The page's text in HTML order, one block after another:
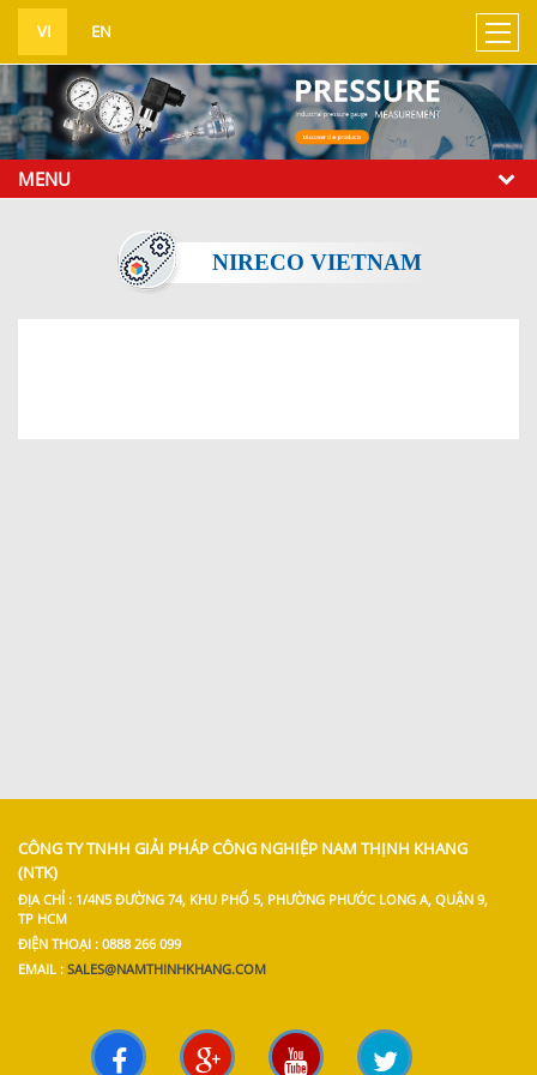
VI EN
MENU
NIRECO VIETNAM
CÔNG TY TNHH GIẢI PHÁP CÔNG NGHIỆP NAM THỊNH KHANG
(NTK)
ĐỊA CHỈ : 1/4N5 ĐƯỜNG 74, KHU PHỐ 5, PHƯỜNG PHƯỚC LONG A, QUẬN 9,
TP HCM
ĐIỆN THOẠI : 0888 266 099
EMAIL : SALES@NAMTHINHKHANG.COM
UA-138576167-1